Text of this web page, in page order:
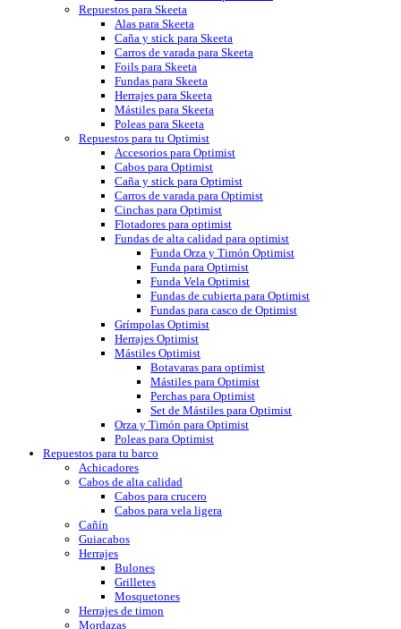
Repuestos para Skeeta
Alas para Skeeta
Caña y stick para Skeeta
Carros de varada para Skeeta
Foils para Skeeta
Fundas para Skeeta
Herrajes para Skeeta
Mástiles para Skeeta
Poleas para Skeeta
Repuestos para tu Optimist
Accesorios para Optimist
Cabos para Optimist
Caña y stick para Optimist
Carros de varada para Optimist
Cinchas para Optimist
Flotadores para optimist
Fundas de alta calidad para optimist
Funda Orza y Timón Optimist
Funda para Optimist
Funda Vela Optimist
Fundas de cubierta para Optimist
Fundas para casco de Optimist
Grímpolas Optimist
Herrajes Optimist
Mástiles Optimist
Botavaras para optimist
Mástiles para Optimist
Perchas para Optimist
Set de Mástiles para Optimist
Orza y Timón para Optimist
Poleas para Optimist
Repuestos para tu barco
Achicadores
Cabos de alta calidad
Cabos para crucero
Cabos para vela ligera
Cañín
Guiacabos
Herrajes
Bulones
Grilletes
Mosquetones
Herrajes de timon
Mordazas